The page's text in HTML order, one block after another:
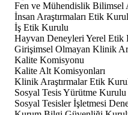
Fen ve Mühendislik Bilimsel
İnsan Araştırmaları Etik
İş Etik Kurulu
Hayvan Deneyleri Yerel Etik
Girişimsel Olmayan Klinik
Kalite Komisyonu
Kalite Alt Komisyonları
Klinik Araştırmalar Etik
Sosyal Tesis Yürütme Kurulu
Sosyal Tesisler İşletmesi